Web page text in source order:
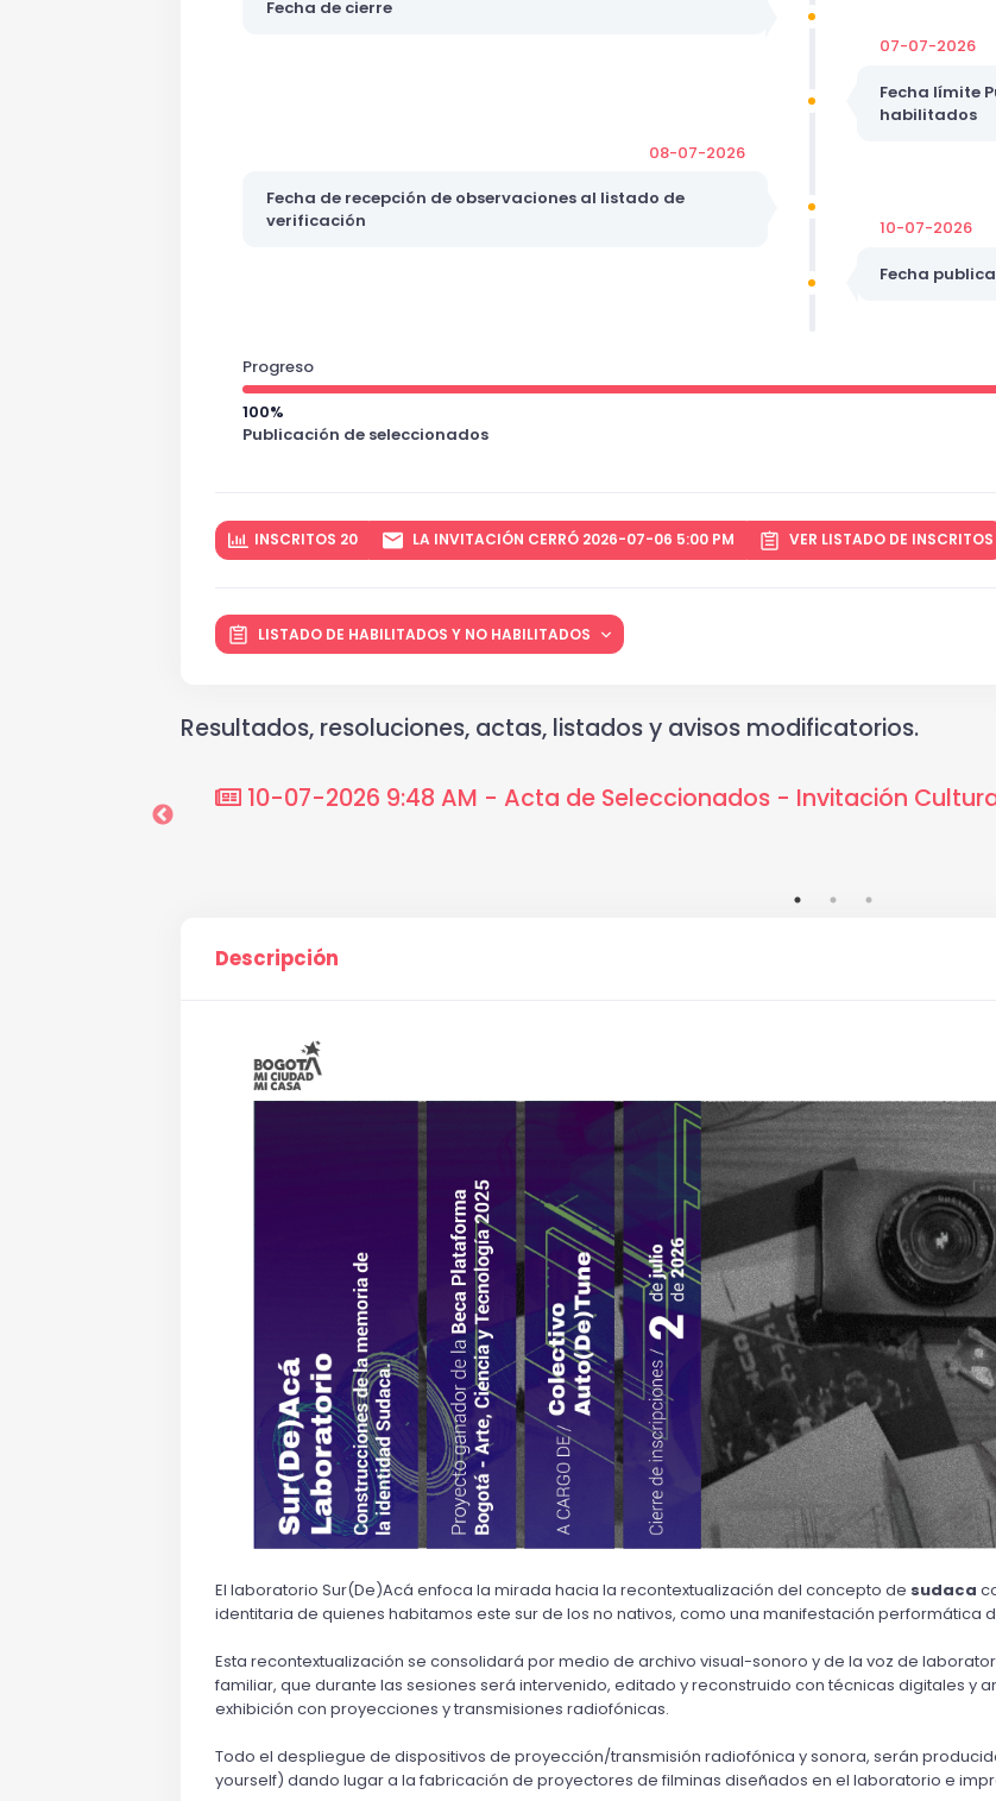
Fecha de cierre
07-07-2026
Fecha límite
habilitados
08-07-2026
Fecha de recepción de observaciones al listado de
verificación
10-07-2026
Fecha
Progreso
100%
Publicación de seleccionados
INSCRITOS 20 LA INVITACIÓN CERRÓ 2026-07-06 5:00 PM VER LISTADO DE INSCRITOS
LISTADO DE HABILITADOS Y NO HABILITADOS
Resultados, resoluciones, actas, listados y avisos modificatorios.
Sur(de)Acá 10-07-2026 9:48 AM - Acta de Seleccionados - Invitación
Descripción
El laboratorio Sur(De)Acá enfoca la mirada hacia la recontextualización del concepto de sudaca
identitaria de quienes habitamos este sur de los no nativos, como una manifestación performática
Esta recontextualización se consolidará por medio de archivo visual-sonoro y de la voz de
familiar, que durante las sesiones será intervenido, editado y reconstruido con técnicas digitales y
exhibición con proyecciones y transmisiones radiofónicas.
Todo el despliegue de dispositivos de proyección/transmisión radiofónica y sonora, serán
yourself) dando lugar a la fabricación de proyectores de filminas diseñados en el laboratorio e